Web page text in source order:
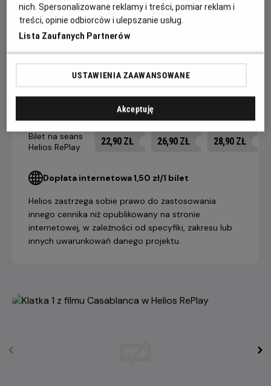
Casablanca to najpopularniejszy i najbardziej uwielbiany film
na świecie!
CENNIK
14 dni +
do seansu do seansu do seansu
Bilet na seans
Helios RePlay
22,90 ZŁ 26,90 ZŁ 28,90 ZŁ
Dopłata internetowa 1,50 zł/1 bilet
Helios zastrzega sobie prawo do zastosowania
innego cennika niż opublikowany na stronie
internetowej, w zależności od specyfiki, zakresu lub
innych uwarunkowań danego projektu.
nich. Spersonalizowane reklamy i treści, pomiar reklam i
treści, opinie odbiorców i ulepszanie usług.
Lista Zaufanych Partnerów
USTAWIENIA ZAAWANSOWANE
Akceptuję